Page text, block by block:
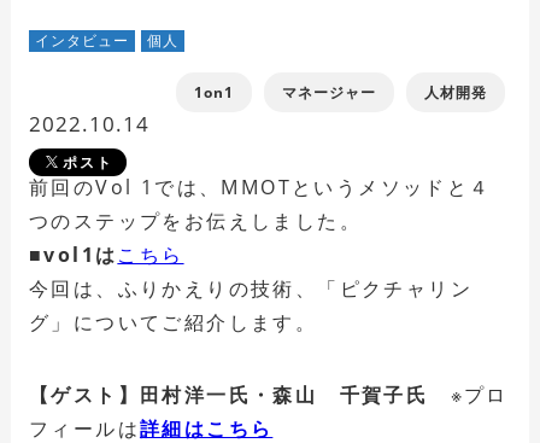
インタビュー 個人
1on1 マネージャー 人材開発
2022.10.14
ポスト
前回のVol 1では、MMOTというメソッドと４
つのステップをお伝えしました。
■vol1はこちら
今回は、ふりかえりの技術、「ピクチャリン
グ」についてご紹介します。
【ゲスト】田村洋一氏・森山 千賀子氏
※プロ
フィールは詳細はこちら